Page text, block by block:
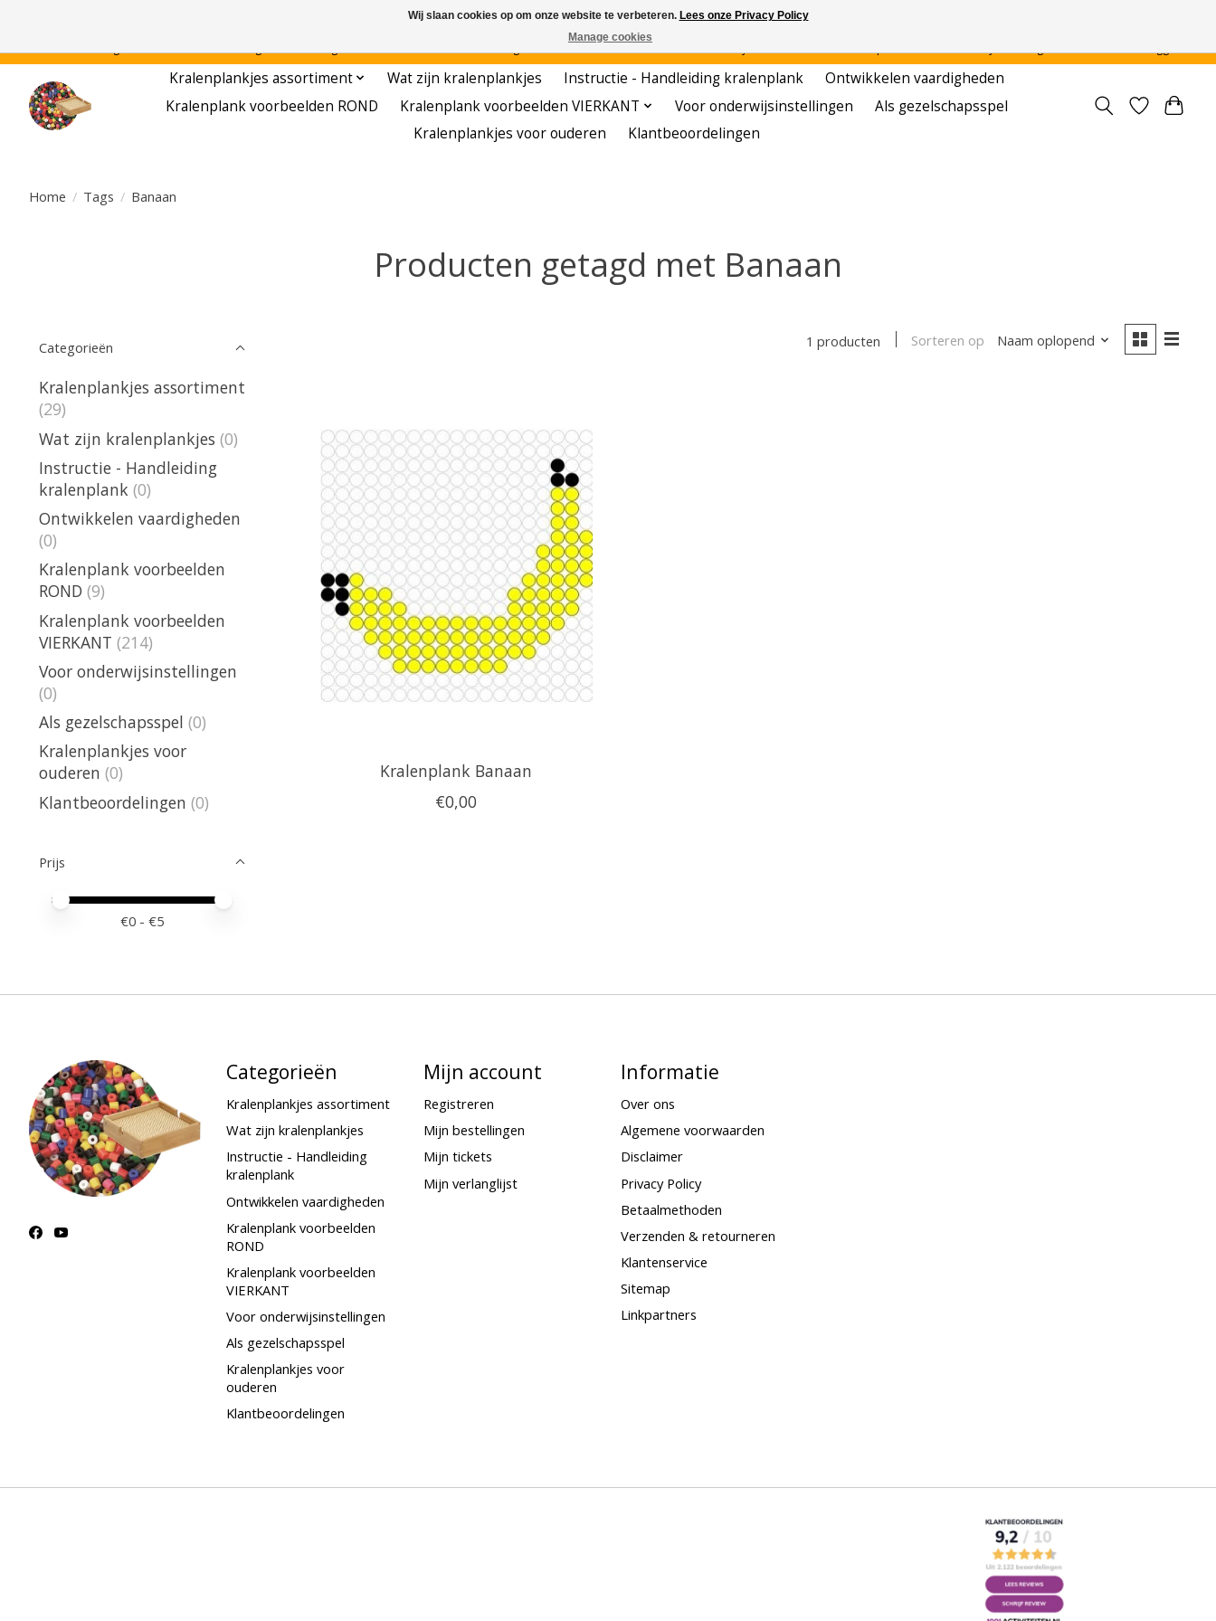
Kralenplankjes assortiment Wat zijn kralenplankjes Instructie - Handleiding kralenplank
Ontwikkelen vaardigheden
Kralenplank voorbeelden ROND
Kralenplank voorbeelden VIERKANT Voor onderwijsinstellingen
Als gezelschapsspel
Kralenplankjes voor ouderen
Klantbeoordelingen
Home / Tags / Banaan
Producten getagd met Banaan
Categorieën
Kralenplankjes assortiment
(29)
Wat zijn kralenplankjes (0)
Instructie - Handleiding
kralenplank (0)
Ontwikkelen vaardigheden
(0)
Kralenplank voorbeelden
ROND (9)
Kralenplank voorbeelden
VIERKANT (214)
Voor onderwijsinstellingen
(0)
Als gezelschapsspel (0)
Kralenplankjes voor
ouderen (0)
Klantbeoordelingen (0)
Prijs
Minimale prijswaarde
Price maximum value
€0 - €5
1 producten Sorteren op Naam oplopend
Kralenplank Banaan
€0,00
Categorieën
Kralenplankjes assortiment
Wat zijn kralenplankjes
Instructie - Handleiding
kralenplank
Ontwikkelen vaardigheden
Kralenplank voorbeelden
ROND
Kralenplank voorbeelden
VIERKANT
Voor onderwijsinstellingen
Als gezelschapsspel
Kralenplankjes voor
ouderen
Klantbeoordelingen
Mijn account
Registreren
Mijn bestellingen
Mijn tickets
Mijn verlanglijst
Informatie
Over ons
Algemene voorwaarden
Disclaimer
Privacy Policy
Betaalmethoden
Verzenden & retourneren
Klantenservice
Sitemap
Linkpartners
Wij slaan cookies op om onze website te verbeteren. Lees onze Privacy Policy
Manage cookies